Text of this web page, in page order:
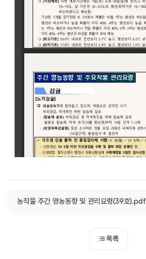
농작물 주간 영농동향 및 관리요령(39호).pdf
목록